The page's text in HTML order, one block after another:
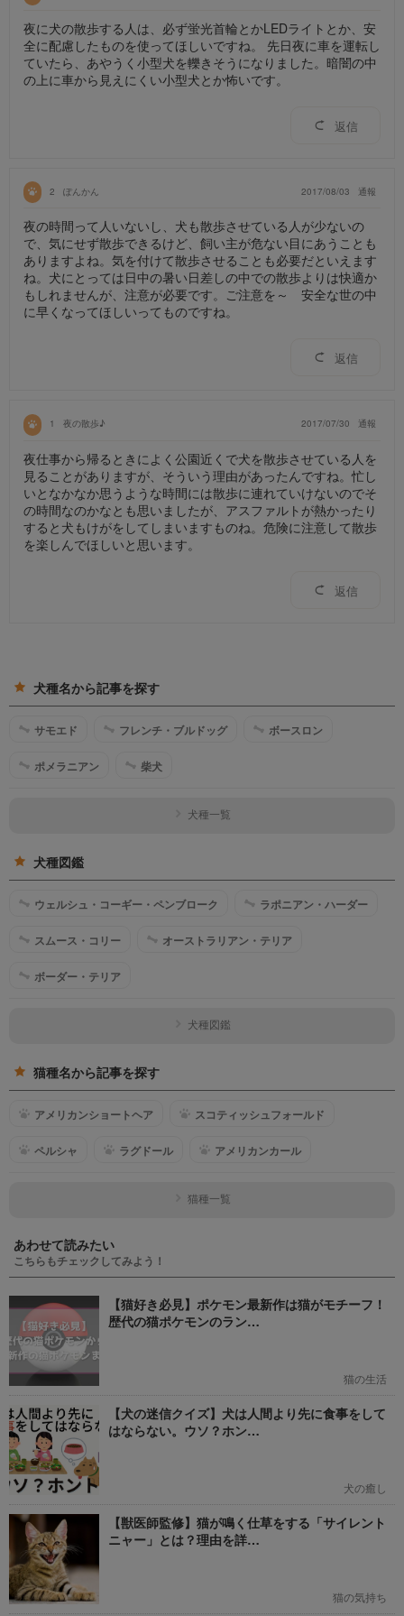
夜に犬の散歩する人は、必ず蛍光首輪とかLEDライトとか、安
全に配慮したものを使ってほしいですね。 先日夜に車を運転し
ていたら、あやうく小型犬を轢きそうになりました。暗闇の中
の上に車から見えにくい小型犬とか怖いです。
返信
2 ぽんかん 2017/08/03 通報
夜の時間って人いないし、犬も散歩させている人が少ないの
で、気にせず散歩できるけど、飼い主が危ない目にあうことも
ありますよね。気を付けて散歩させることも必要だといえます
ね。犬にとっては日中の暑い日差しの中での散歩よりは快適か
もしれませんが、注意が必要です。ご注意を～ 安全な世の中
に早くなってほしいってものですね。
返信
1 夜の散歩♪ 2017/07/30 通報
夜仕事から帰るときによく公園近くで犬を散歩させている人を
見ることがありますが、そういう理由があったんですね。忙し
いとなかなか思うような時間には散歩に連れていけないのでそ
の時間なのかなとも思いましたが、アスファルトが熱かったり
すると犬もけがをしてしまいますものね。危険に注意して散歩
を楽しんでほしいと思います。
返信
犬種名から記事を探す
サモエド フレンチ・ブルドッグ ボースロン
ポメラニアン 柴犬
犬種一覧
犬種図鑑
ウェルシュ・コーギー・ペンブローク ラポニアン・ハーダー
スムース・コリー オーストラリアン・テリア
ボーダー・テリア
犬種図鑑
猫種名から記事を探す
アメリカンショートヘア スコティッシュフォールド
ペルシャ ラグドール アメリカンカール
猫種一覧
あわせて読みたい
こちらもチェックしてみよう！
【猫好き必見】ポケモン最新作は猫がモチーフ！
歴代の猫ポケモンのラン…
猫の生活
【犬の迷信クイズ】犬は人間より先に食事をして
はならない。ウソ？ホン…
犬の癒し
【獣医師監修】猫が鳴く仕草をする「サイレント
ニャー」とは？理由を詳…
猫の気持ち